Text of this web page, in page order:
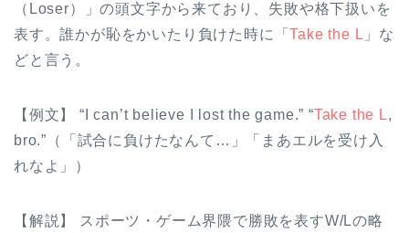
（Loser）」の頭文字から来ており、失敗や格下扱いを
表す。誰かが恥をかいたり負けた時に「Take the L 」な
どと言う。
【例文】 “I can’t believe I lost the game.” “Take the L,
bro.”（「試合に負けたなんて…」「まあエルを受け入
れなよ」）
【解説】 スポーツ・ゲーム界隈で勝敗を表すW/Lの略